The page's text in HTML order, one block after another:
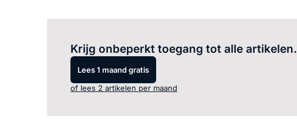
Krijg onbeperkt toegang tot alle artikelen.
Lees 1 maand gratis
of lees 2 artikelen per maand